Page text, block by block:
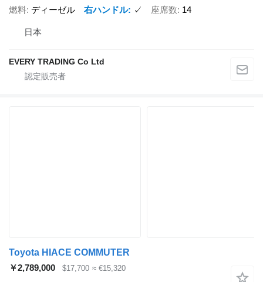
燃料 ディーゼル 右ハンドル ✓ 座席数 14
日本
EVERY TRADING Co Ltd
Toyota HIACE COMMUTER
￥2,789,000
$17,700 ≈ €15,320